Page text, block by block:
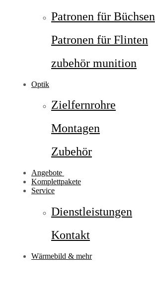
Patronen für Büchsen
Patronen für Flinten
zubehör munition
Optik
Zielfernrohre
Montagen
Zubehör
Angebote
Komplettpakete
Service
Dienstleistungen
Kontakt
Wärmebild & mehr